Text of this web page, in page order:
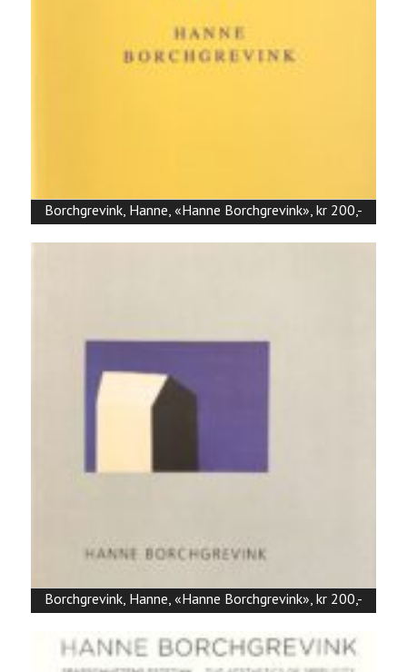
Borchgrevink, Hanne, «Hanne Borchgrevink», kr 200,-
Borchgrevink, Hanne, «Hanne Borchgrevink», kr 200,-